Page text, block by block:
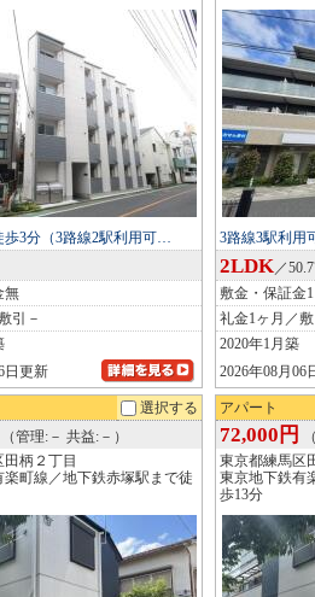
歩3分（3路線2駅利用可…
無
引－
日更新
3路線3駅利用
2LDK／
敷金・保証金
礼金1ヶ月／
2020年1月築
2026年08月06
選択する
（管理:－ 共益:－）
柄２丁目
楽町線／地下鉄赤塚駅まで徒
アパート
72,000円
東京都練馬区
東京地下鉄有
歩13分